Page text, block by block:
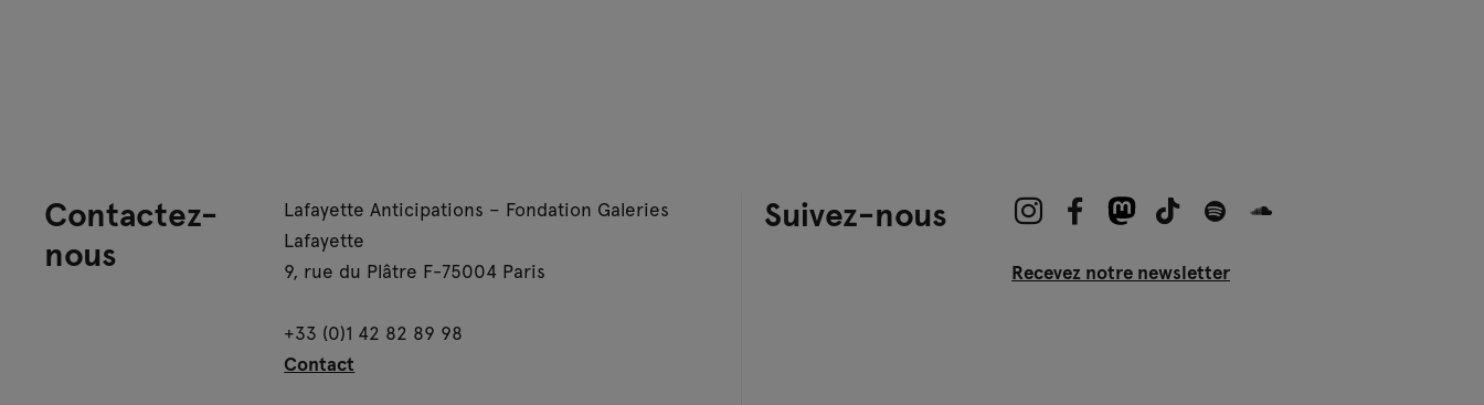
Contactez-
nous
Lafayette Anticipations – Fondation Galeries
Lafayette
9, rue du Plâtre F-75004 Paris
+33 (0)1 42 82 89 98
Contact
Suivez-nous
Recevez notre newsletter